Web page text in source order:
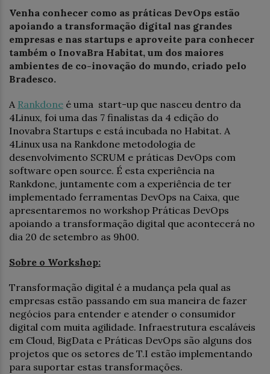
Venha conhecer como as práticas DevOps estão
apoiando a transformação digital nas grandes
empresas e nas startups e aproveite para conhecer
também o InovaBra Habitat, um dos maiores
ambientes de co-inovação do mundo, criado pelo
Bradesco.
A Rankdone é uma start-up que nasceu dentro da
4Linux, foi uma das 7 finalistas da 4 edição do
Inovabra Startups e está incubada no Habitat. A
4Linux usa na Rankdone metodologia de
desenvolvimento SCRUM e práticas DevOps com
software open source. É esta experiência na
Rankdone, juntamente com a experiência de ter
implementado ferramentas DevOps na Caixa, que
apresentaremos no workshop Práticas DevOps
apoiando a transformação digital que acontecerá no
dia 20 de setembro as 9h00.
Sobre o Workshop:
Transformação digital é a mudança pela qual as
empresas estão passando em sua maneira de fazer
negócios para entender e atender o consumidor
digital com muita agilidade. Infraestrutura escaláveis
em Cloud, BigData e Práticas DevOps são alguns dos
projetos que os setores de T.I estão implementando
para suportar estas transformações.